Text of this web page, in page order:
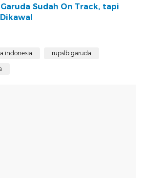
Sudah On Track, tapi
indonesia rupslb garuda